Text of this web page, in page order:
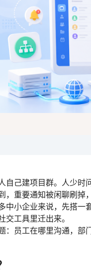
己建项目群。人少时
重要通知被闲聊刷掉
小企业来说，先搭一
交工具里迁出来。
员工在哪里沟通，部